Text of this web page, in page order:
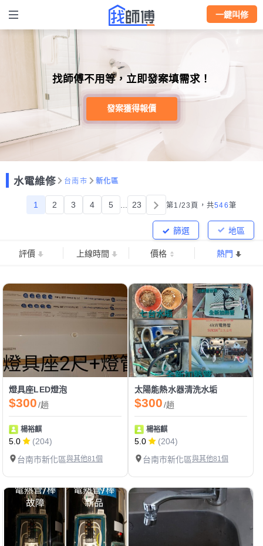
一鍵叫修
找師傅不用等，立即發案填需求！
發案獲得報價
水電維修 台南市 新化區
1 2 3 4 5 23 第1/23頁， 共546筆
地區
篩選
評價 上線時間 價格 熱門
燈具座LED燈泡
$300/趟
楊裕麒
5.0
(204)
台南市新化區與其他81個
太陽能熱水器清洗水垢
$300/趟
楊裕麒
5.0
(204)
台南市新化區與其他81個